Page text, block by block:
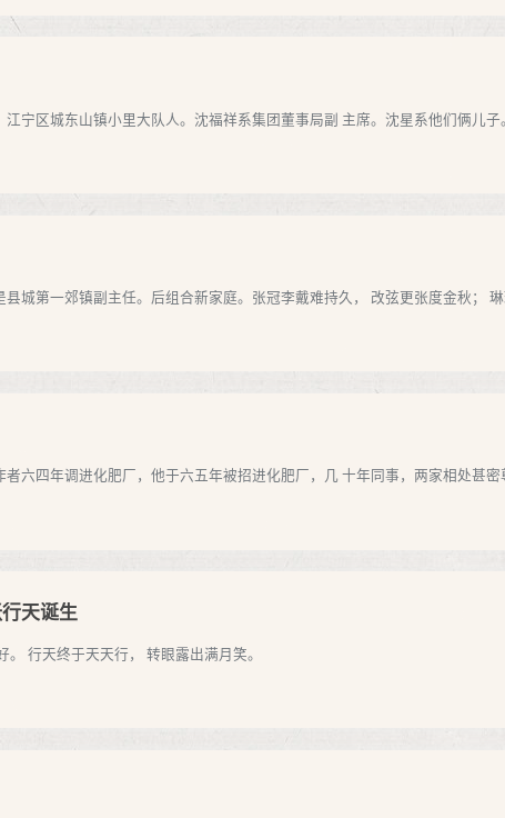
宁区城东山镇小里大队人。沈福祥系集团董事局副 主席。沈星系他们俩儿子
城第一郊镇副主任。后组合新家庭。张冠李戴难持久， 改弦更张度金秋；
六四年调进化肥厂，他于六五年被招进化肥厂，几 十年同事，两家相处甚
天诞生
行天终于天天行， 转眼露出满月笑。